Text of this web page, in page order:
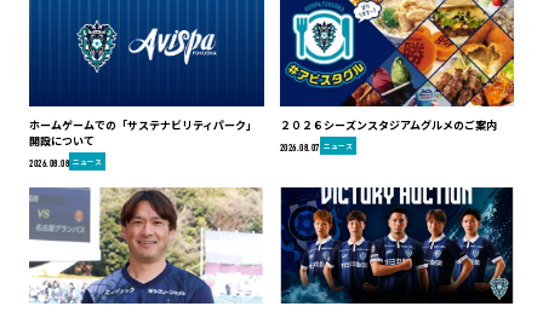
ホームゲームでの「サステナビリティパーク」
開設について
2026.08.08 ニュース
２０２６シーズンスタジアムグルメのご案内
2026.08.07 ニュース